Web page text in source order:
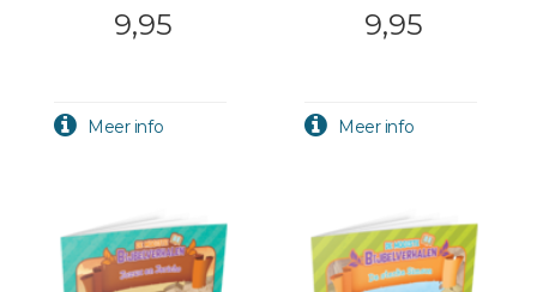
TESTAMENT 1
9,95
NIEUWE TESTAMENT
9,95